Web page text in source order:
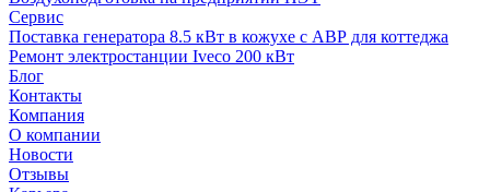
Сервис
Поставка генератора 8.5 кВт в кожухе с АВР для коттеджа
Ремонт электростанции Iveco 200 кВт
Блог
Контакты
Компания
О компании
Новости
Отзывы